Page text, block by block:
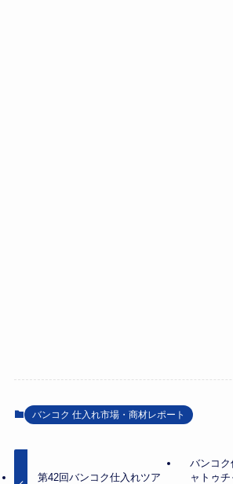
バンコク 仕入れ市場・商材レポート
第42回バンコク仕入れツア
バンコ
ャトゥ